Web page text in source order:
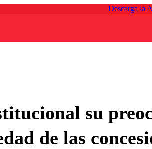
Descarga la
su
de las